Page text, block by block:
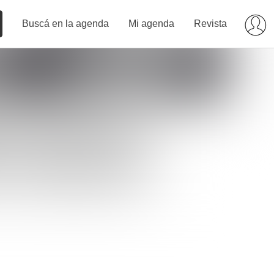
Buscá en la agenda Mi agenda Revista